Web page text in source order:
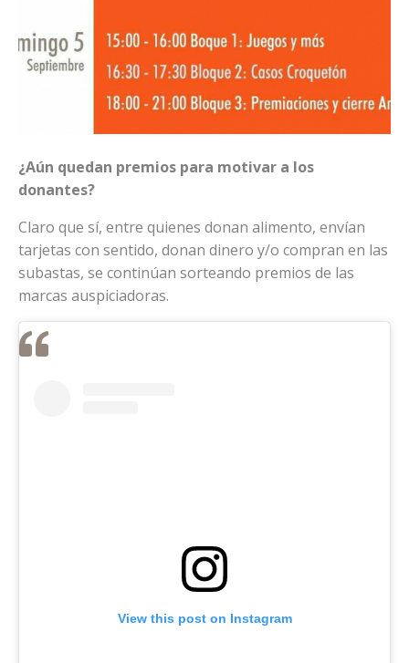
¿Aún quedan premios para motivar a los
donantes?
Claro que sí, entre quienes donan alimento, envían
tarjetas con sentido, donan dinero y/o compran en las
subastas, se continúan sorteando premios de las
marcas auspiciadoras.
View this post on Instagram